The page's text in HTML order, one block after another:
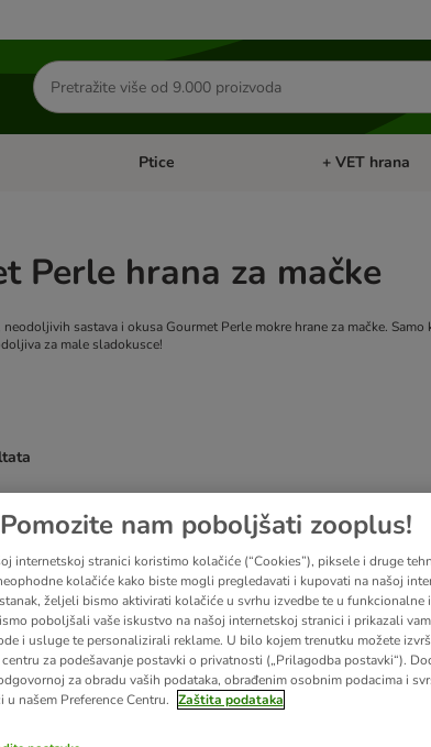
Traži
proizvode
Pregled kategorija: Male životinje
Ptice Pregled kategorija:
+ VET hrana
Perle hrana za mačke
sastava i okusa Gourmet Perle mokre hrane za mačke.
za male sladokusce!
promijenjeni
Pomozite nam poboljšati zooplus!
internetskoj stranici koristimo kolačiće (“Cookies”), piksele i druge
kolačiće kako biste mogli pregledavati i kupovati na našoj
željeli bismo aktivirati kolačiće u svrhu izvedbe te u funkcionalne
poboljšali vaše iskustvo na našoj internetskoj stranici i prikazali
i usluge te personalizirali reklame. U bilo kojem trenutku možete
centru za podešavanje postavki o privatnosti („Prilagodba postavki“).
za obradu vaših podataka, obrađenim osobnim podacima i
u našem Preference Centru. Zaštita podataka